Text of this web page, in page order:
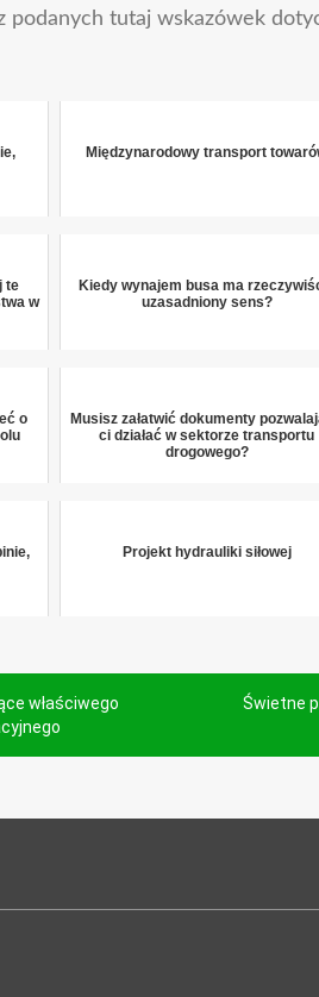
podanych tutaj wskazówek
Międzynarodowy transport
te
w
Kiedy wynajem busa ma
uzasadniony sens?
o
Musisz załatwić dokumenty
ci działać w sektorze transportu
drogowego?
Projekt hydrauliki siłowej
właściwego
Świetne